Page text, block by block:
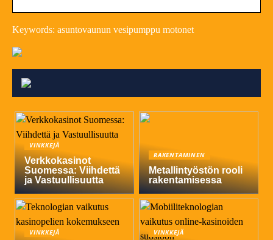
Keywords: asuntovaunun vesipumppu motonet
VINKKEJÄ
Verkkokasinot
Suomessa: Viihdettä
ja Vastuullisuutta
RAKENTAMINEN
Metallintyöstön rooli
rakentamisessa
VINKKEJÄ VINKKEJÄ